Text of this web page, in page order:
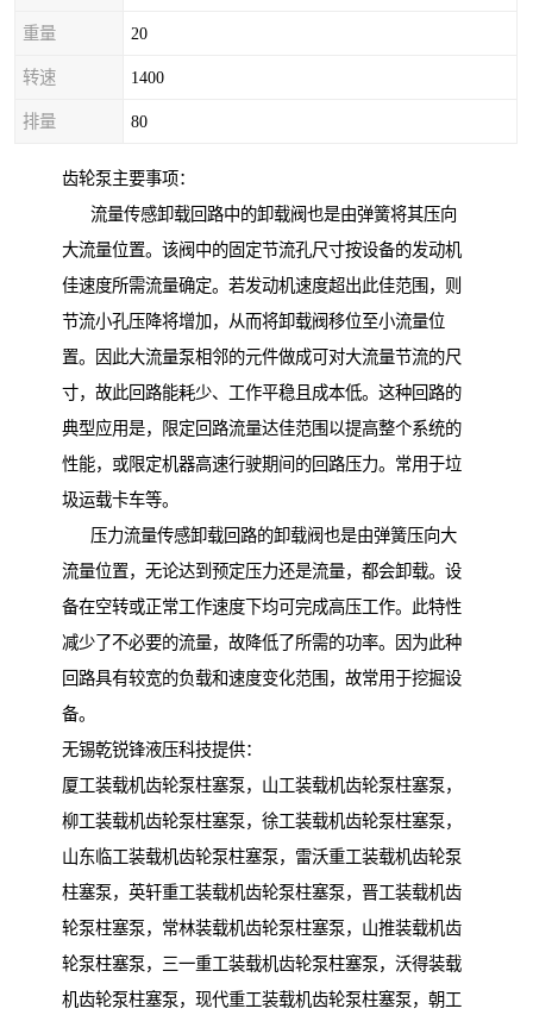
重量 20
转速 1400
排量 80
齿轮泵主要事项：
流量传感卸载回路中的卸载阀也是由弹簧将其压向
大流量位置。该阀中的固定节流孔尺寸按设备的发动机
佳速度所需流量确定。若发动机速度超出此佳范围，则
节流小孔压降将增加，从而将卸载阀移位至小流量位
置。因此大流量泵相邻的元件做成可对大流量节流的尺
寸，故此回路能耗少、工作平稳且成本低。这种回路的
典型应用是，限定回路流量达佳范围以提高整个系统的
性能，或限定机器高速行驶期间的回路压力。常用于垃
圾运载卡车等。
压力流量传感卸载回路的卸载阀也是由弹簧压向大
流量位置，无论达到预定压力还是流量，都会卸载。设
备在空转或正常工作速度下均可完成高压工作。此特性
减少了不必要的流量，故降低了所需的功率。因为此种
回路具有较宽的负载和速度变化范围，故常用于挖掘设
备。
无锡乾锐锋液压科技提供：
厦工装载机齿轮泵柱塞泵，山工装载机齿轮泵柱塞泵，
柳工装载机齿轮泵柱塞泵，徐工装载机齿轮泵柱塞泵，
山东临工装载机齿轮泵柱塞泵，雷沃重工装载机齿轮泵
柱塞泵，英轩重工装载机齿轮泵柱塞泵，晋工装载机齿
轮泵柱塞泵，常林装载机齿轮泵柱塞泵，山推装载机齿
轮泵柱塞泵，三一重工装载机齿轮泵柱塞泵，沃得装载
机齿轮泵柱塞泵，现代重工装载机齿轮泵柱塞泵，朝工